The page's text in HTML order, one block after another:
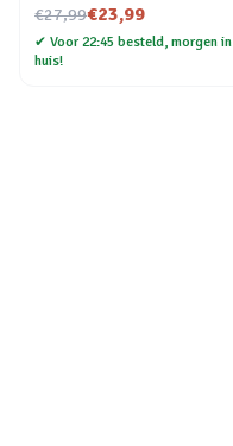
€27,99
Nu voor€23,99
✔ Voor 22:45 besteld, morgen in
huis!